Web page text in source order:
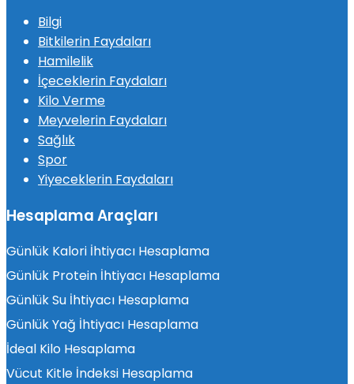
Bilgi
Bitkilerin Faydaları
Hamilelik
İçeceklerin Faydaları
Kilo Verme
Meyvelerin Faydaları
Sağlık
Spor
Yiyeceklerin Faydaları
Hesaplama Araçları
Günlük Kalori İhtiyacı Hesaplama
Günlük Protein İhtiyacı Hesaplama
Günlük Su İhtiyacı Hesaplama
Günlük Yağ İhtiyacı Hesaplama
İdeal Kilo Hesaplama
Vücut Kitle İndeksi Hesaplama